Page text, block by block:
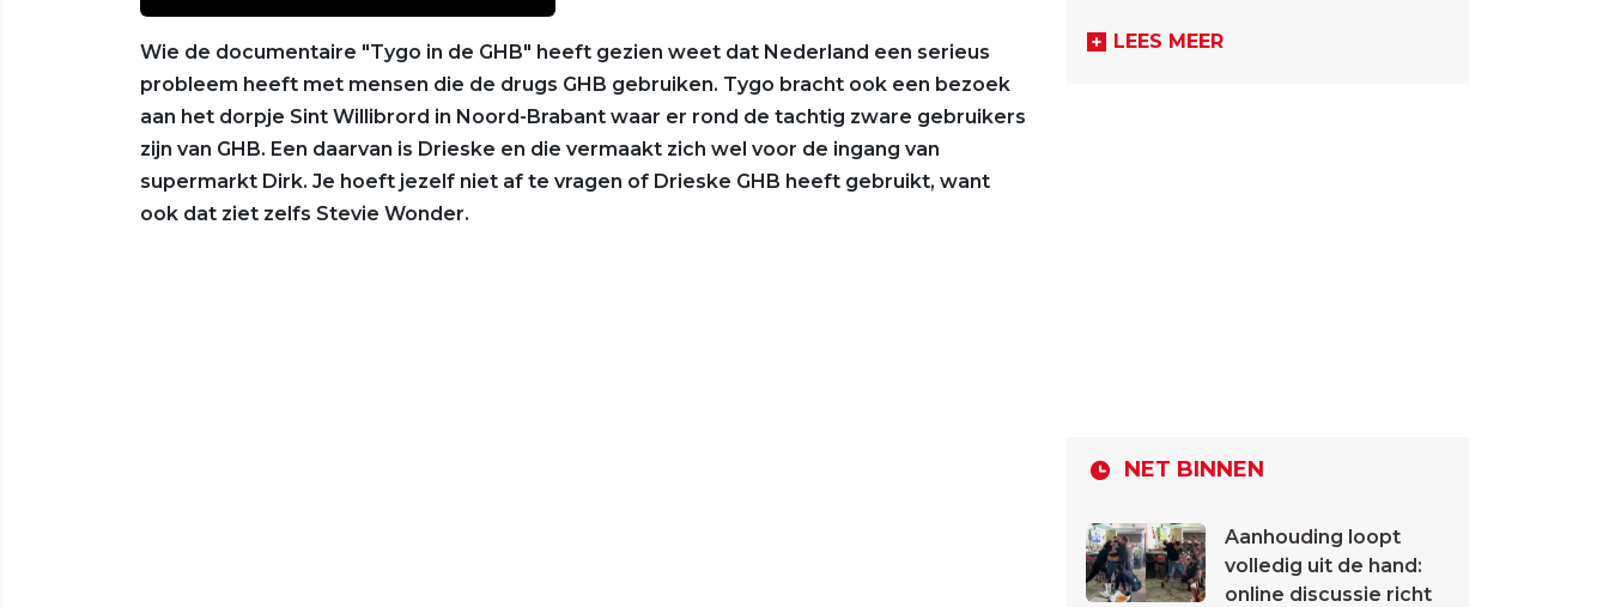
Wie de documentaire "Tygo in de GHB" heeft gezien weet dat Nederland een serieus
probleem heeft met mensen die de drugs GHB gebruiken. Tygo bracht ook een bezoek
aan het dorpje Sint Willibrord in Noord-Brabant waar er rond de tachtig zware gebruikers
zijn van GHB. Een daarvan is Drieske en die vermaakt zich wel voor de ingang van
supermarkt Dirk. Je hoeft jezelf niet af te vragen of Drieske GHB heeft gebruikt, want
ook dat ziet zelfs Stevie Wonder.
LEES MEER
NET BINNEN
Aanhouding loopt
volledig uit de hand:
online discussie richt